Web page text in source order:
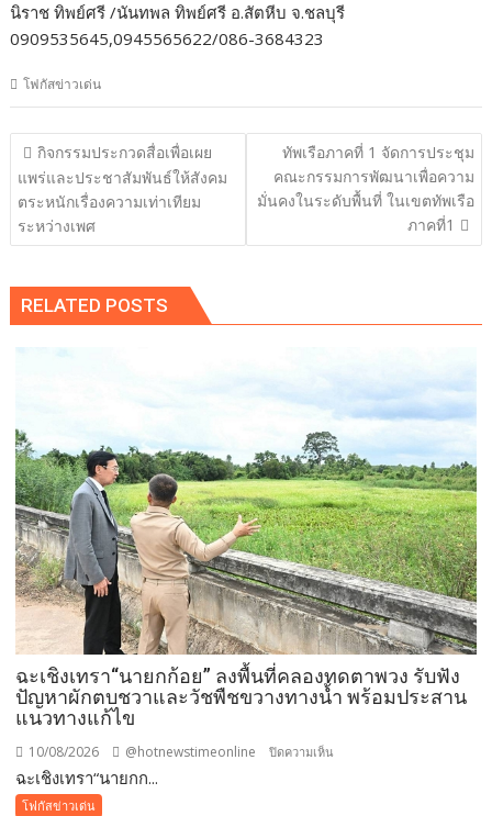
นิราช ทิพย์ศรี /นันทพล ทิพย์ศรี อ.สัตหีบ จ.ชลบุรี
0909535645,0945565622/086-3684323
โฟกัสข่าวเด่น
แนะแนว
เรื่อง
กิจกรรมประกวดสื่อเพื่อเผย
แพร่และประชาสัมพันธ์ให้สังคม
ตระหนักเรื่องความเท่าเทียม
ระหว่างเพศ
ทัพเรือภาคที่ 1 จัดการประชุม
คณะกรรมการพัฒนาเพื่อความ
มั่นคงในระดับพื้นที่ ในเขตทัพเรือ
ภาคที่1
RELATED POSTS
ฉะเชิงเทรา“นายกก้อย” ลงพื้นที่คลองทดตาพวง รับฟัง
ปัญหาผักตบชวาและวัชพืชขวางทางน้ำ พร้อมประสาน
แนวทางแก้ไข
10/08/2026 @hotnewstimeonline ปิดความเห็น
ฉะเชิงเทรา“นายกก...
โฟกัสข่าวเด่น